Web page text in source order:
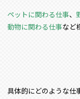
ペットに関わる仕事、
動物に関わる仕事など
具体的にどのような仕